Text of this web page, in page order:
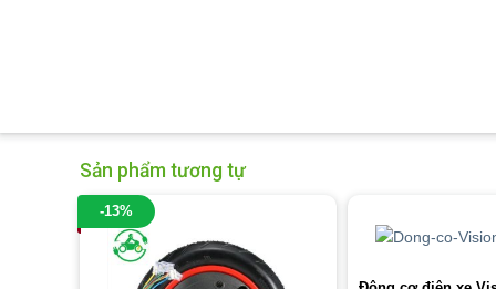
Sản phẩm tương tự
-13%